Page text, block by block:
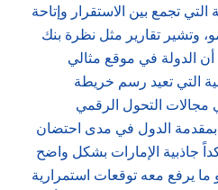
تجمع بين الاستقرار وإتاحة
وتشير تقارير مثل نظرة بنك
الأول لعام 2026 إلى أن الدولة في موقع مثالي
التي تعيد رسم خريطة
مجالات التحول الرقمي
بمقدمة الدول في مدى احتضان
جاذبية الإمارات بشكل واضح
ما يرفع معه توقعات استمرارية